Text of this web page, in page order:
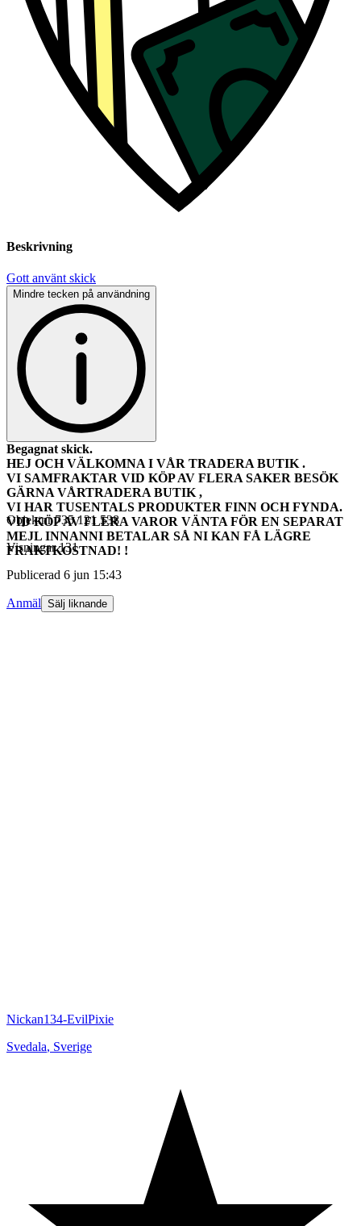
Beskrivning
Gott använt skick
Mindre tecken på användning
Begagnat skick.
HEJ OCH VÄLKOMNA I VÅR TRADERA BUTIK .
VI SAMFRAKTAR VID KÖP AV FLERA SAKER BESÖK
GÄRNA VÅRTRADERA BUTIK ,
VI HAR TUSENTALS PRODUKTER FINN OCH FYNDA.
VID KÖP AV FLERA VAROR VÄNTA FÖR EN SEPARAT
MEJL INNANNI BETALAR SÅ NI KAN FÅ LÄGRE
FRAKTKOSTNAD! !
Objektnr 735 121 538
Visningar 131
Publicerad 6 jun 15:43
Anmäl Sälj liknande
Nickan134-EvilPixie
Svedala, Sverige